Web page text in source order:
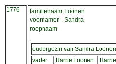
1776 familienaam Loonen
voornamen
Sandra
roepnaam
oudergezin van Sandra Loonen
vader Harrie Loonen
Harrie